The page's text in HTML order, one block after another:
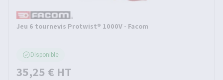
Jeu 6 tournevis Protwist® 1000V - Facom
Disponible
35,25 € HT